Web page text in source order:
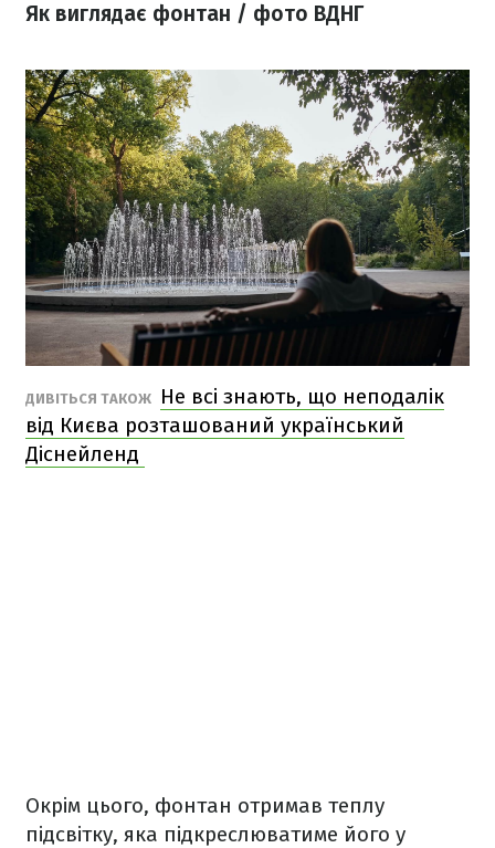
Як виглядає фонтан / фото ВДНГ
ДИВІТЬСЯ ТАКОЖ
Не всі знають, що неподалік
від Києва розташований український
Діснейленд
Окрім цього, фонтан отримав теплу
підсвітку, яка підкреслюватиме його у